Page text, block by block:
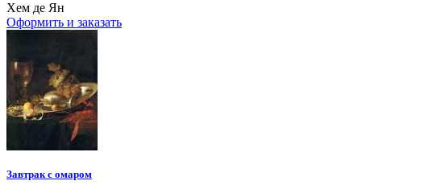
Хем де Ян
Оформить и заказать
Завтрак с омаром